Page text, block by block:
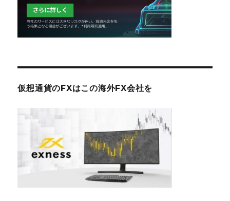
仮想通貨のFXはこの海外FX会社を